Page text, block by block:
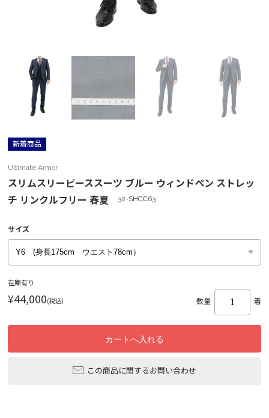
新着商品
Ultimate Armor
スリムスリーピーススーツ ブルー ウィンドペン ストレッ
チ リンクルフリー 春夏
32-SHCC63
サイズ
在庫有り
¥44,000(税込) 数量 着
この商品に関するお問い合わせ